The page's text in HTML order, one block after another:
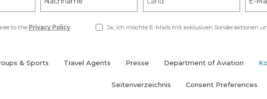
Mail-
to the Privacy Policy. Ja, ich möchte E-Mails mit exklusiven Sonderaktionen
& Sports Travel Agents Presse
Department of Aviation
new
Seitenverzeichnis Consent Preferences